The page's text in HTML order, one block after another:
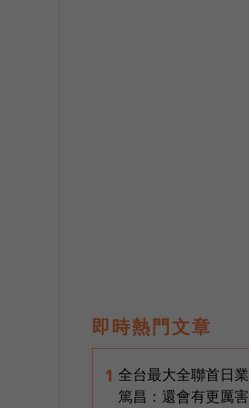
即時熱門文章
1 全台最大全聯首日
篤昌：還會有更厲